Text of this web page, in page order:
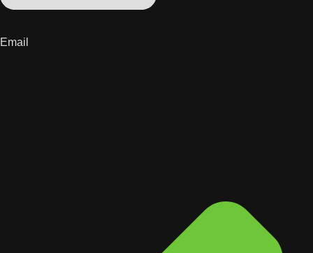
Email